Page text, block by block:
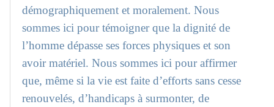
démographiquement et moralement. Nous
sommes ici pour témoigner que la dignité de
l’homme dépasse ses forces physiques et son
avoir matériel. Nous sommes ici pour affirmer
que, même si la vie est faite d’efforts sans cesse
renouvelés, d’handicaps à surmonter, de